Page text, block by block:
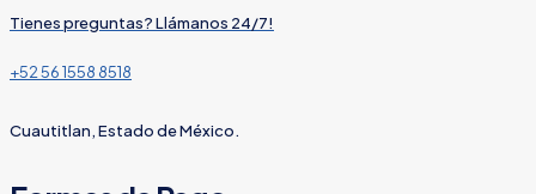
Tienes preguntas? Llámanos 24/7!
+52 56 1558 8518
Cuautitlan, Estado de México.